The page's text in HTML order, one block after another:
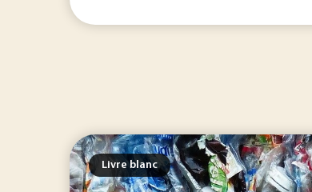
Livre blanc